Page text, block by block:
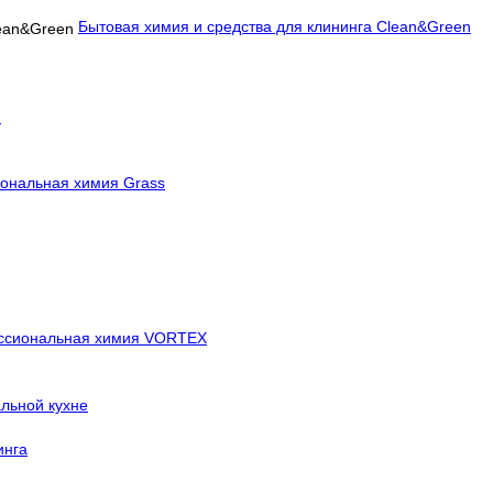
Бытовая химия и средства для клининга Clean&Green
химия Grass
химия VORTEX
кухне